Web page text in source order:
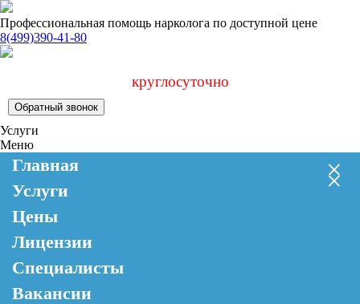
Профессиональная помощь нарколога по доступной цене
8(499)390-41-80
круглосуточно
Обратный звонок
Услуги
Меню
×
Главная
Услуги
Цены
Лицензии
Специалисты
Вакансии
×